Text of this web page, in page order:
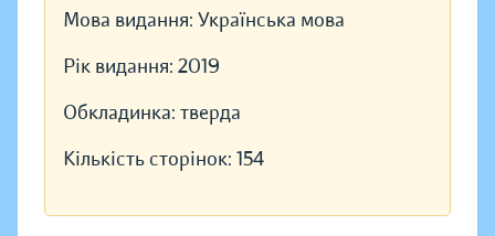
Мова видання: Українська мова
Рік видання: 2019
Обкладинка: тверда
Кількість сторінок: 154